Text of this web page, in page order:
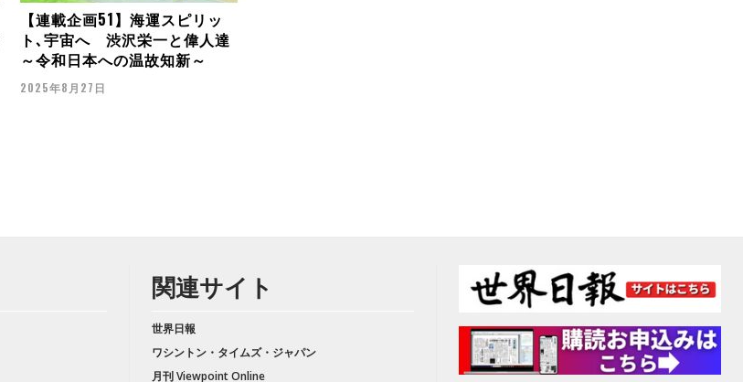
【連載企画51】海運スピリッ
ト､宇宙へ 渋沢栄一と偉人達
～令和日本への温故知新～
2025年8月27日
関連サイト
世界日報
ワシントン・タイムズ・ジャパン
月刊 Viewpoint Online